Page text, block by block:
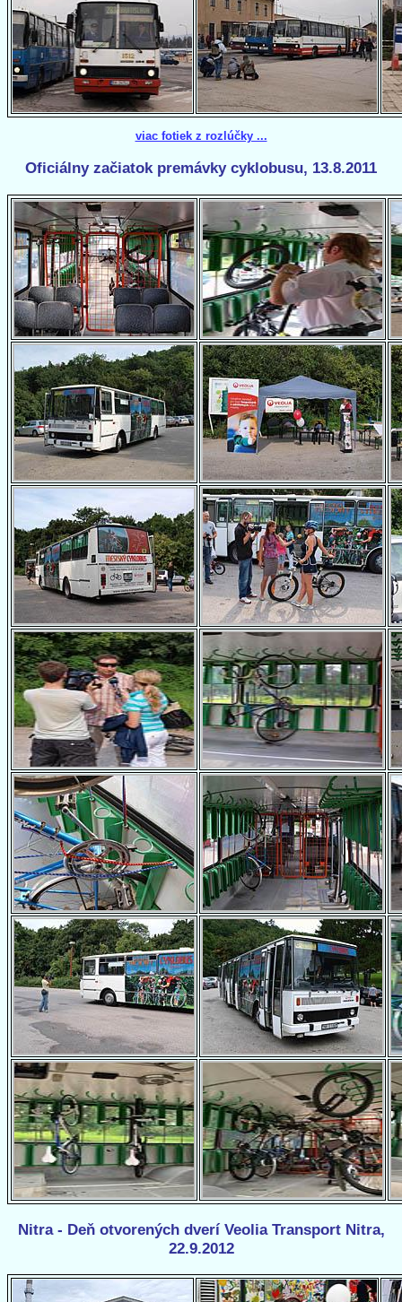
viac fotiek z rozlúčky ...
Oficiálny začiatok premávky cyklobusu, 13.8.2011
Nitra - Deň otvorených dverí Veolia Transport Nitra,
22.9.2012